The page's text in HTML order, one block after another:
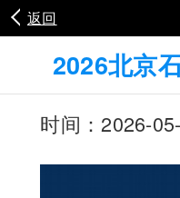
返回
2026北京
时间：2026-